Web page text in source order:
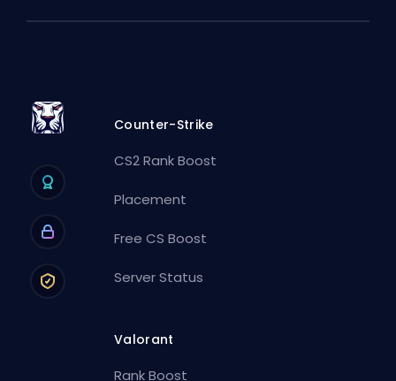
Counter-Strike
CS2 Rank Boost
Placement
Free CS Boost
Server Status
Valorant
Rank Boost